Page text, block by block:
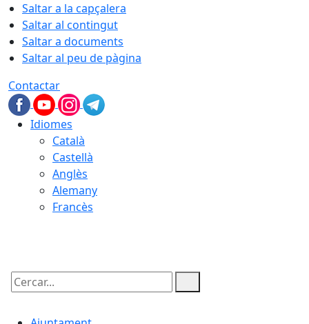
Saltar a la capçalera
Saltar al contingut
Saltar a documents
Saltar al peu de pàgina
Contactar
Idiomes
Català
Castellà
Anglès
Alemany
Francès
Cercar: